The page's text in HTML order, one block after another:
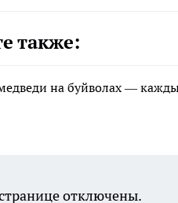
также:
на буйволах —
отключены.